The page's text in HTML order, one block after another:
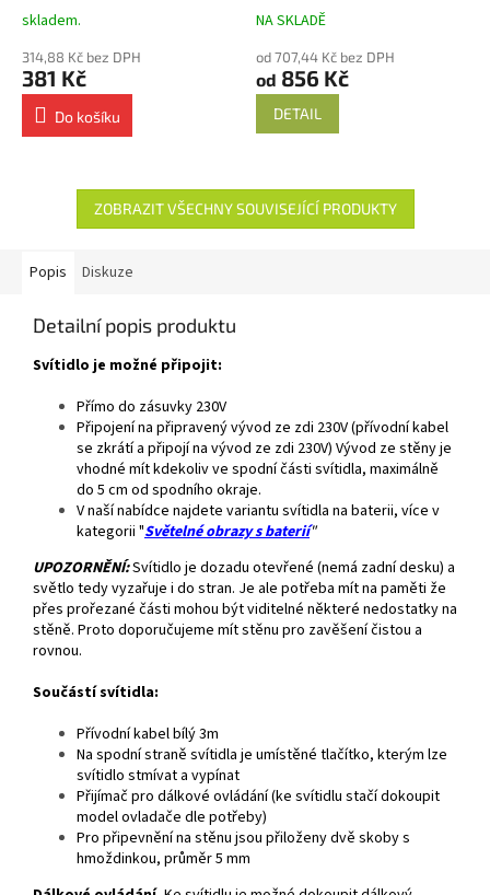
nástěnný
skladem.
314,88 Kč bez DPH
381 Kč
Do košíku
NA SKLADĚ
od 707,44 Kč bez DPH
od 856 Kč
DETAIL
ZOBRAZIT VŠECHNY SOUVISEJÍCÍ PRODUKTY
Popis Diskuze
Detailní popis produktu
Svítidlo je možné připojit:
Přímo do zásuvky 230V
Připojení na připravený vývod ze zdi 230V (přívodní kabel
se zkrátí a připojí na vývod ze zdi 230V) Vývod ze stěny je
vhodné mít kdekoliv ve spodní části svítidla, maximálně
do 5 cm od spodního okraje.
V naší nabídce najdete variantu svítidla na baterii, více v
kategorii "Světelné obrazy s baterií"
UPOZORNĚNÍ:Svítidlo je dozadu otevřené (nemá zadní desku) a
světlo tedy vyzařuje i do stran. Je ale potřeba mít na paměti že
přes prořezané části mohou být viditelné některé nedostatky na
stěně. Proto doporučujeme mít stěnu pro zavěšení čistou a
rovnou.
Součástí svítidla:
Přívodní kabel bílý 3m
Na spodní straně svítidla je umístěné tlačítko, kterým lze
svítidlo stmívat a vypínat
Přijímač pro dálkové ovládání (ke svítidlu stačí dokoupit
model ovladače dle potřeby)
Pro připevnění na stěnu jsou přiloženy dvě skoby s
hmoždinkou, průměr 5 mm